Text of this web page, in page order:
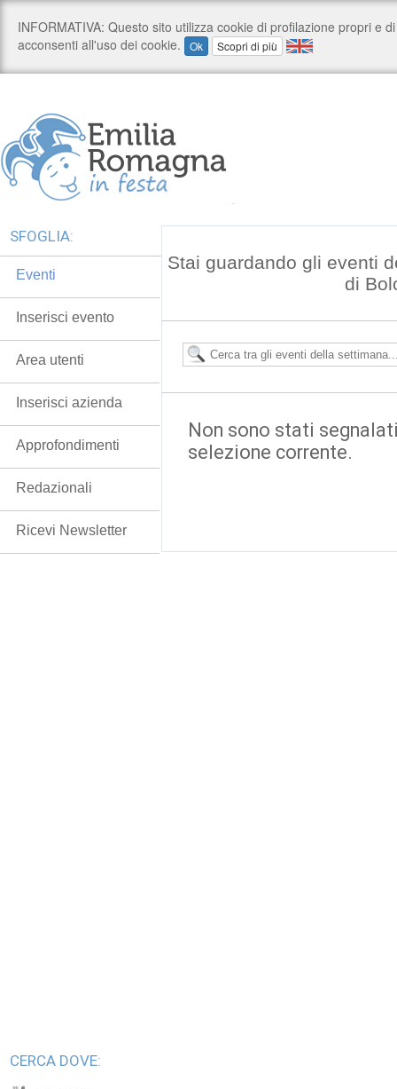
Stai guardando gli eventi
di
Non sono stati
selezione corrente.
SFOGLIA:
Eventi
Inserisci evento
Area utenti
Inserisci azienda
Approfondimenti
Redazionali
Ricevi Newsletter
CERCA DOVE: